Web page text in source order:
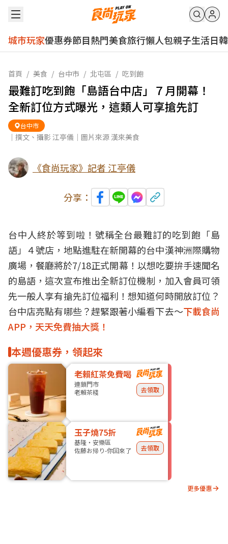
城市玩家優惠券節目熱門美食旅行懶人包親子生活日韓
首頁 / 美食 / 台中市 / 北屯區 / 吃到飽
最難訂吃到飽「島語台中店」７月開幕！
全新訂位方式曝光，這類人可享搶先訂
台中市
｜撰文、攝影 江亭儀｜圖片來源 漢來美食
《食尚玩家》記者 江亭儀
分享：
台中人終於等到啦！號稱全台最難訂的吃到飽「島
語」４號店，地點進駐在新開幕的台中漢神洲際購物
廣場，餐廳將於7/18正式開幕！以想吃要拚手速聞名
的島語，這次宣布推出全新訂位機制，加入會員可領
先一般人享有搶先訂位福利！想知道何時開放訂位？
台中店亮點有哪些？趕緊跟著小編看下去～下載食尚
APP，天天免費抽大獎！
本週優惠券，領起來
老賴紅茶免費喝
連鎖門市
老賴茶棧
去領取
玉子燒75折
基隆・安樂區
佐藤お帰り-你回來了
去領取
更多優惠